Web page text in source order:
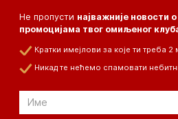
Не пропусти најважније
промоцијама твог омиљеног
Кратки имејлови за које ти треба 2
Никад те нећемо спамовати
Email